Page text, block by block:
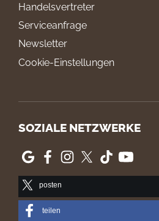
Handelsvertreter
Serviceanfrage
Newsletter
Cookie-Einstellungen
SOZIALE NETZWERKE
posten
teilen